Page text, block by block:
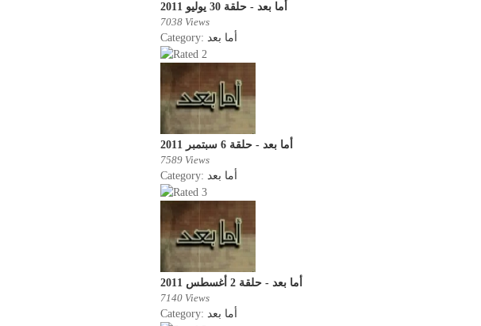
أما بعد - حلقة 30 يوليو 2011
7038 Views
Category: أما بعد
أما بعد - حلقة 6 سبتمبر 2011
7589 Views
Category: أما بعد
أما بعد - حلقة 2 أغسطس 2011
7140 Views
Category: أما بعد